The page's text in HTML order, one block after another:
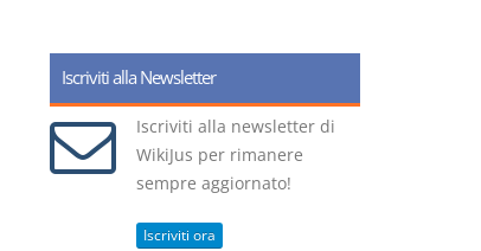
Iscriviti alla Newsletter
Iscriviti alla newsletter di
WikiJus per rimanere
sempre aggiornato!
Iscriviti ora